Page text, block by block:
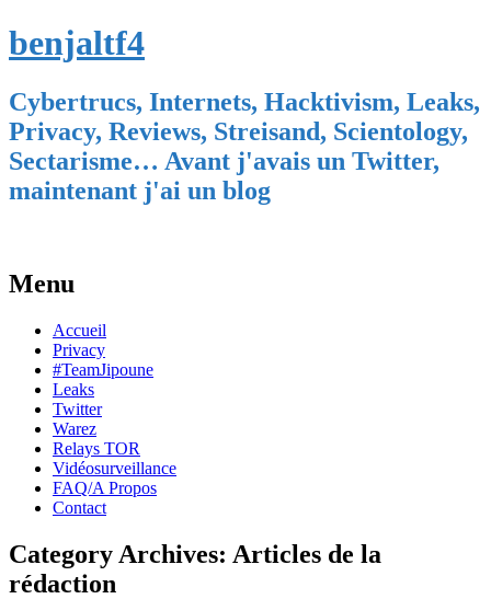
benjaltf4
Cybertrucs, Internets, Hacktivism, Leaks,
Privacy, Reviews, Streisand, Scientology,
Sectarisme… Avant j'avais un Twitter,
maintenant j'ai un blog
Menu
Skip
content
Accueil
Privacy
#TeamJipoune
Leaks
Twitter
Warez
Relays TOR
Vidéosurveillance
FAQ/A Propos
Contact
Category Archives: Articles de la
rédaction